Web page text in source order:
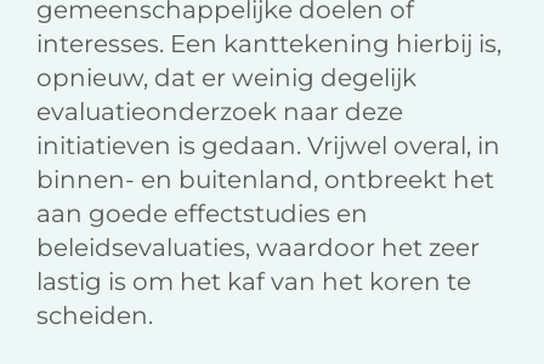
gemeenschappelijke doelen of
interesses. Een kanttekening hierbij is,
opnieuw, dat er weinig degelijk
evaluatieonderzoek naar deze
initiatieven is gedaan. Vrijwel overal, in
binnen- en buitenland, ontbreekt het
aan goede effectstudies en
beleidsevaluaties, waardoor het zeer
lastig is om het kaf van het koren te
scheiden.